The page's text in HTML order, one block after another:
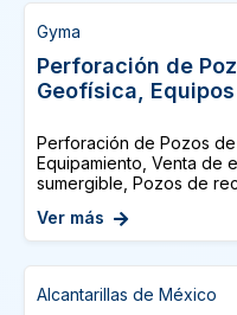
Gyma
Perforación de
Geofísica,
Perforación de Pozos
Equipamiento, Venta de
sumergible, Pozos de
Ver más
Alcantarillas de México